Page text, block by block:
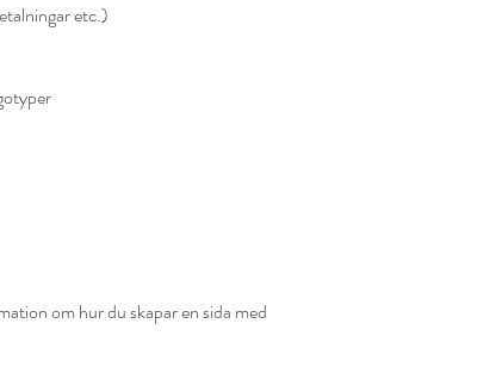
etc.)
om hur du skapar en sida med